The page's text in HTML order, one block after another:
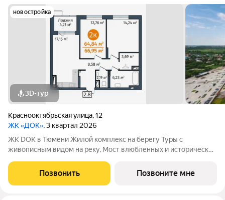
новостройка
3D-тур
Краснооктябрьская улица,12
ЖК «ДОК», 3 квартал 2026
ЖК DOK в Тюмени Жилой комплекс на берегу Туры с
живописным видом на реку, Мост влюбленных и исторический
принципиально новой организацией общественных зон. Три
лепестка здания сходятся в большое
Позвонить Позвоните мне